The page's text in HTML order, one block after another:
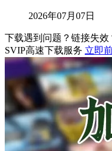
2026年07月07日
下载遇到问题？链接失效
SVIP高速下载服务 立即